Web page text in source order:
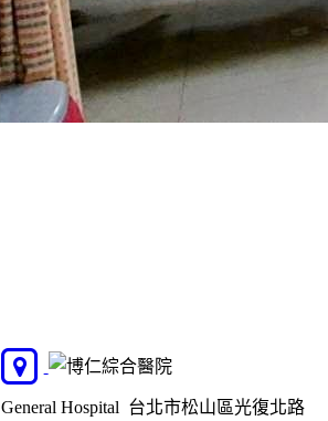
Hospital 台北市松山區光復北路